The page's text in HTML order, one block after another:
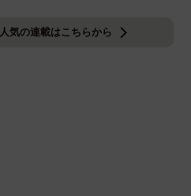
人気の連載はこちらから